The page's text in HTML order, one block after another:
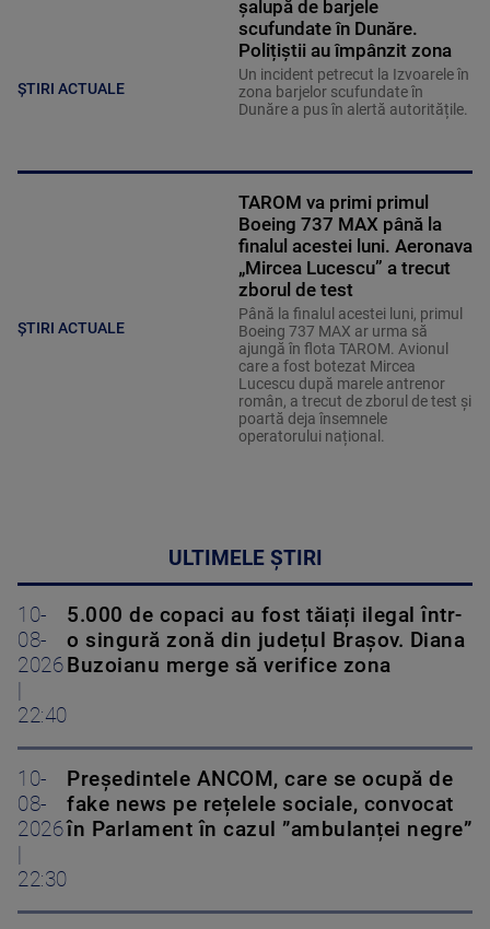
ȘTIRI ACTUALE
șalupă de barjele
scufundate în Dunăre.
Polițiștii au împânzit zona
Un incident petrecut la Izvoarele în
zona barjelor scufundate în
Dunăre a pus în alertă autoritățile.
ȘTIRI ACTUALE
TAROM va primi primul
Boeing 737 MAX până la
finalul acestei luni. Aeronava
„Mircea Lucescu” a trecut
zborul de test
Până la finalul acestei luni, primul
Boeing 737 MAX ar urma să
ajungă în flota TAROM. Avionul
care a fost botezat Mircea
Lucescu după marele antrenor
român, a trecut de zborul de test și
poartă deja însemnele
operatorului național.
ULTIMELE ȘTIRI
10-
08-
2026
|
22:40
5.000 de copaci au fost tăiați ilegal într-
o singură zonă din județul Brașov. Diana
Buzoianu merge să verifice zona
10-
08-
2026
|
22:30
Președintele ANCOM, care se ocupă de
fake news pe rețelele sociale, convocat
în Parlament în cazul ”ambulanței negre”